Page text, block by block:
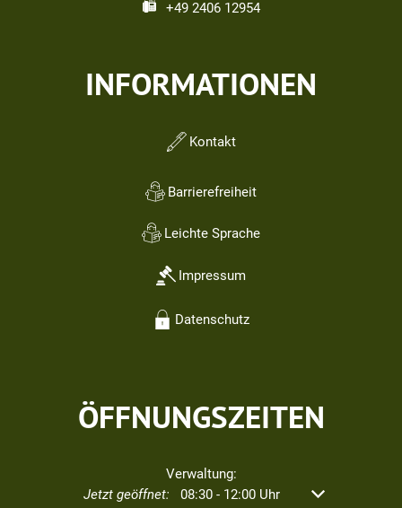
+49 2406 12954
INFORMATIONEN
Kontakt
Barrierefreiheit
Leichte Sprache
Impressum
Datenschutz
ÖFFNUNGSZEITEN
Verwaltung:
Klicken, um weitere Öffnungs- oder Schließzeiten
Jetzt geöffnet: 08:30 - 12:00 Uhr Von 08:30 bis